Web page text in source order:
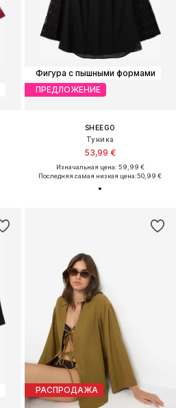
Фигура с пышными формами
ПРЕДЛОЖЕНИЕ
SHEEGO
Туника
53,99 €
Изначальная цена: 59,99 €
Последняя самая низкая цена:50,99 €
РАСПРОДАЖА